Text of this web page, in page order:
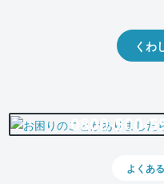
くわ
0800-500-
よくあ